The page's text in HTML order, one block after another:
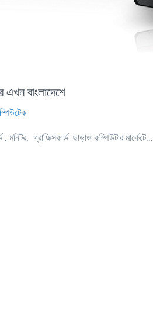
বাংলাদেশে
মনিটর, গ্রাফিক্সকার্ড ছাড়াও কম্পিউটার মার্কেটে...